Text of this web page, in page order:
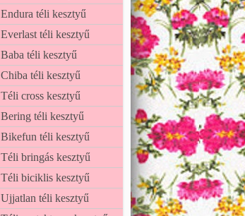
Endura téli kesztyű
Everlast téli kesztyű
Baba téli kesztyű
Chiba téli kesztyű
Téli cross kesztyű
Bering téli kesztyű
Bikefun téli kesztyű
Téli bringás kesztyű
Téli biciklis kesztyű
Ujjatlan téli kesztyű